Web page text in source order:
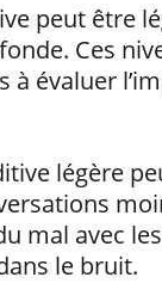
peut être
Ces
à évaluer
légère
mal avec
le bruit.